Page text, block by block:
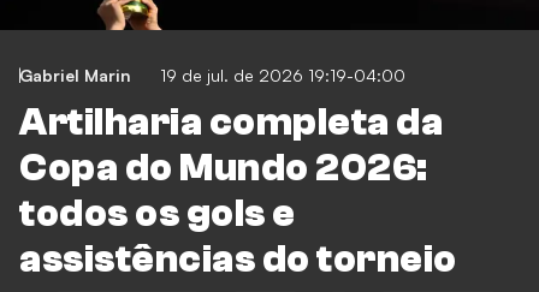
Gabriel Marin 19 de jul. de 2026 19:19-04:00
Artilharia completa da
Copa do Mundo 2026:
todos os gols e
assistências do torneio